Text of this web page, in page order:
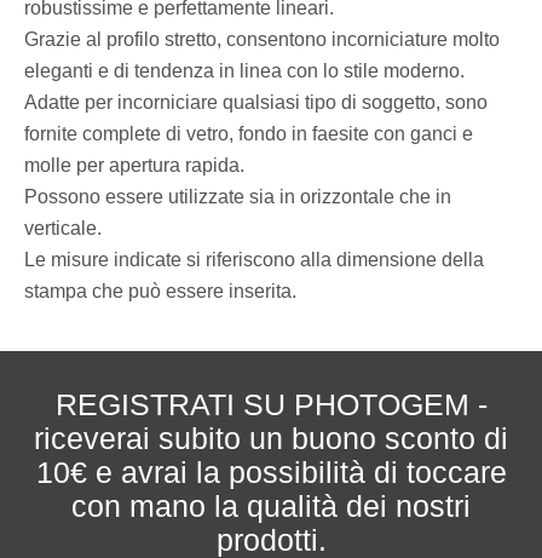
robustissime e perfettamente lineari.
Grazie al profilo stretto, consentono incorniciature molto
eleganti e di tendenza in linea con lo stile moderno.
Adatte per incorniciare qualsiasi tipo di soggetto, sono
fornite complete di vetro, fondo in faesite con ganci e
molle per apertura rapida.
Possono essere utilizzate sia in orizzontale che in
verticale.
Le misure indicate si riferiscono alla dimensione della
stampa che può essere inserita.
REGISTRATI SU PHOTOGEM -
riceverai subito un buono sconto di
10€ e avrai la possibilità di toccare
con mano la qualità dei nostri
prodotti.